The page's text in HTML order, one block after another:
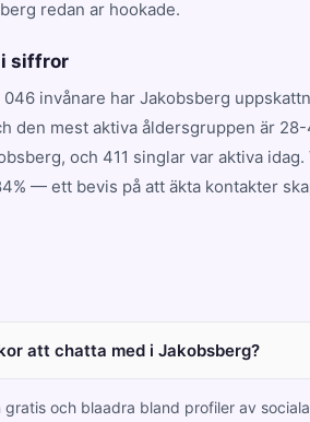
redan ar hookade.
i siffror
invånare har Jakobsberg
den mest aktiva åldersgruppen är
och 411 singlar var aktiva
— ett bevis på att äkta kontakter
att chatta med i Jakobsberg?
gratis och blaadra bland profiler av